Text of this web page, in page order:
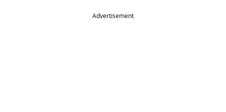
Advertisement